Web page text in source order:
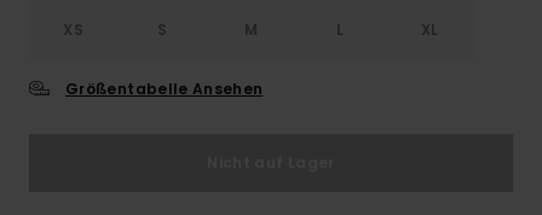
XS S M L XL
Größentabelle Ansehen